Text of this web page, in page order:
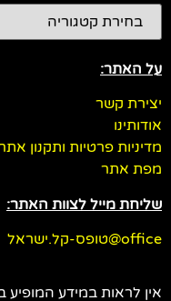
על האתר:
יצירת קשר
אודותינו
מדיניות פרטיות ותקנון
מפת אתר
שליחת מייל לצוות האתר:
office@טופס-קל.ישראל
אין לראות במידע